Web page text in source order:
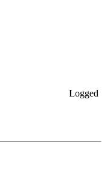
Logged